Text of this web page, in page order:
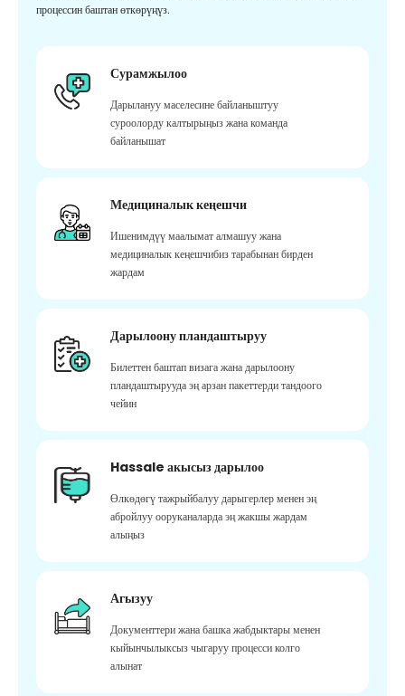
процессин баштан өткөрүңүз.
Сурамжылоо
Дарылануу маселесине байланыштуу
суроолорду калтырыңыз жана команда
байланышат
Медициналык кеңешчи
Ишенимдүү маалымат алмашуу жана
медициналык кеңешчибиз тарабынан бирден
жардам
Дарылоону пландаштыруу
Билеттен баштап визага жана дарылоону
пландаштырууда эң арзан пакеттерди тандоого
чейин
Hassale акысыз дарылоо
Өлкөдөгү тажрыйбалуу дарыгерлер менен эң
абройлуу ооруканаларда эң жакшы жардам
алыңыз
Агызуу
Документтери жана башка жабдыктары менен
кыйынчылыксыз чыгаруу процесси колго
алынат